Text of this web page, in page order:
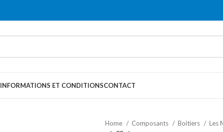
INFORMATIONS ET CONDITIONSCONTACT
Home Composants Boitiers Les